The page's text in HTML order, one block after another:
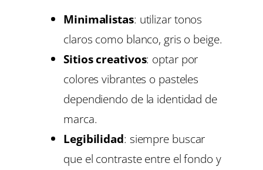
Minimalistas: utilizar tonos
claros como blanco, gris o beige.
Sitios creativos: optar por
colores vibrantes o pasteles
dependiendo de la identidad de
marca.
Legibilidad: siempre buscar
que el contraste entre el fondo y